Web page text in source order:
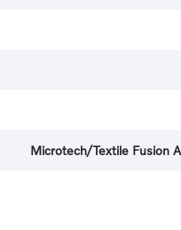
Microtech/Textile Fusion